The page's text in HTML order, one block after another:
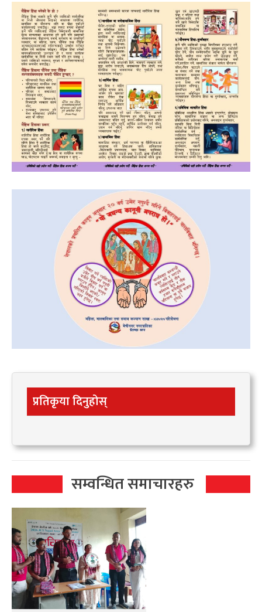
प्रतिकृया दिनुहोस्
सम्वन्धित समाचारहरु